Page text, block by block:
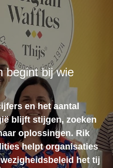
begint bij wie
en het aantal
blijft stijgen, zoeken
oplossingen. Rik
helpt organisaties
het tij